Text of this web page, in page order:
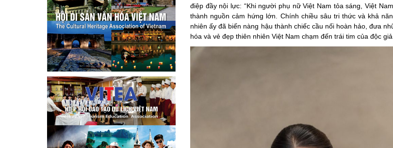
điệp đầy nội lực: “Khi người phụ nữ Việt Nam tỏa sáng, Việt
thành nguồn cảm hứng lớn. Chính chiều sâu tri thức và khả
nhiên ấy đã biến nàng hậu thành chiếc cầu nối hoàn hảo, đưa
hóa và vẻ đẹp thiên nhiên Việt Nam chạm đến trái tim của độc giả